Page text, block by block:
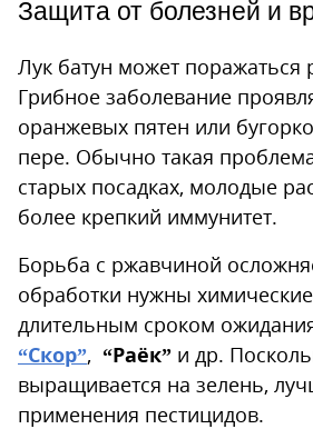
Защита от болезней и
Лук батун может поражаться
Грибное заболевание
оранжевых пятен или
пере. Обычно такая
старых посадках, молодые
более крепкий иммунитет.
Борьба с ржавчиной
обработки нужны
длительным сроком
“Скор”, “Раёк” и др.
выращивается на зелень,
применения пестицидов.